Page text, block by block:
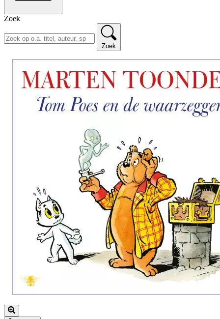
Zoek
Zoek